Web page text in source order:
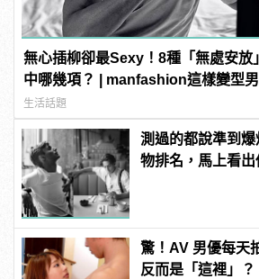
無心插柳卻最Sexy！8種「無處安放
中哪幾項？ | manfashion這樣變型男
生活話題
測過的都說準到
物排名，馬上看
驚！AV 男優每天
反而是「這裡」